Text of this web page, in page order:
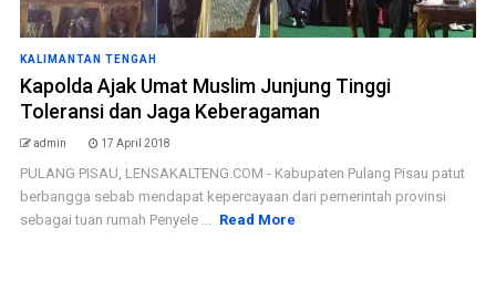
KALIMANTAN TENGAH
Kapolda Ajak Umat Muslim Junjung Tinggi
Toleransi dan Jaga Keberagaman
admin 17 April 2018
PULANG PISAU, LENSAKALTENG.COM - Kabupaten Pulang Pisau patut
berbangga sebab mendapat kepercayaan dari pemerintah provinsi
sebagai tuan rumah Penyele ... Read More